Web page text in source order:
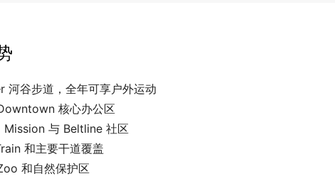
河谷步道，全年可享户外运动
核心办公区
Mission 与 Beltline 社区
和主要干道覆盖
和自然保护区